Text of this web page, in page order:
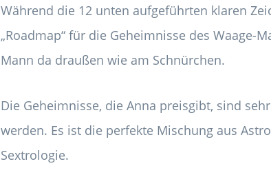
Während die 12 unten aufgeführten klaren
„Roadmap“ für die Geheimnisse des Waage-
Mann da draußen wie am Schnürchen.
Die Geheimnisse, die Anna preisgibt, sind
werden. Es ist die perfekte Mischung aus
Sextrologie.